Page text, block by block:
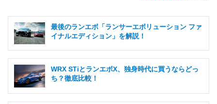
最後のランエボ「ランサーエボリューション ファ
イナルエディション」を解説！
WRX STiとランエボX、独身時代に買うならどっ
ち？徹底比較！